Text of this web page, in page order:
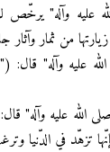
عليه وآله" يرخّص
من ثمار وآثار
عليه وآله" قال:
الله عليه وآله"
تزهّد في الدّنيا